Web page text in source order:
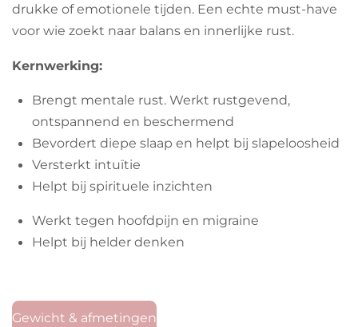
drukke of emotionele tijden. Een echte must-have
voor wie zoekt naar balans en innerlijke rust.
Kernwerking:
Brengt mentale rust. Werkt rustgevend,
ontspannend en beschermend
Bevordert diepe slaap en helpt bij slapeloosheid
Versterkt intuïtie
Helpt bij spirituele inzichten
Werkt tegen hoofdpijn en migraine
Helpt bij helder denken
Gewicht & afmetingen